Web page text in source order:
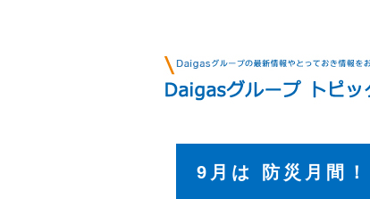
9月は 防災月間